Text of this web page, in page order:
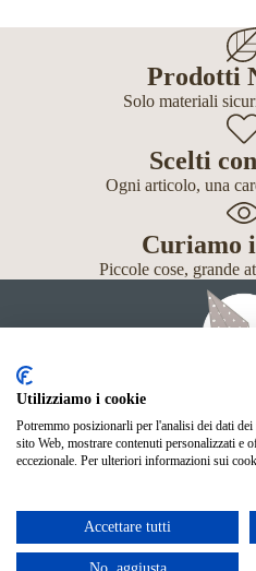
Prodotti
Solo materiali
Scelti
Ogni articolo, una
Curiamo
Piccole cose, grande
Giochi
Neonato
Shop Online
© Mille Gru di Sofia Calore.
Metodi di pagamento
Utilizziamo i cookie
Potremmo posizionarli per l'analisi dei dati
sito Web, mostrare contenuti personalizzati e
eccezionale. Per ulteriori informazioni sui
Accettare tutti